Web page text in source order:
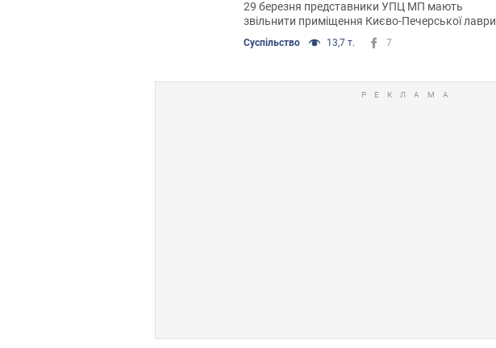
29 березня представники УПЦ МП мають
звільнити приміщення Києво-Печерської лаври
відповідно до закону
Суспільство 13,7 т. 7